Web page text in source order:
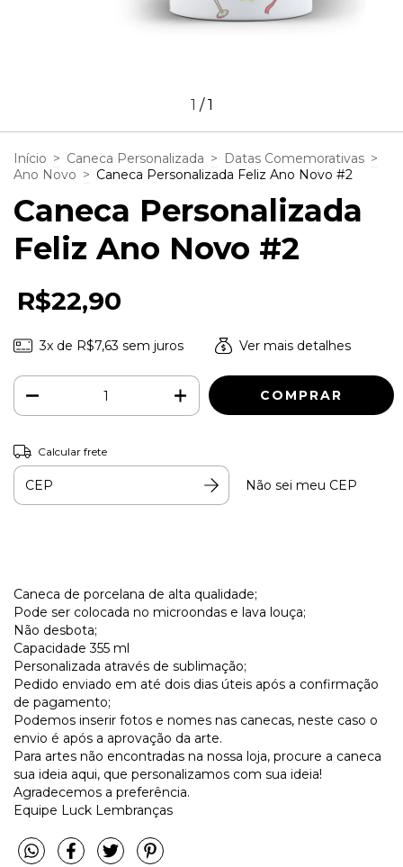
1 /1
Início > Caneca Personalizada > Datas Comemorativas >
Ano Novo > Caneca Personalizada Feliz Ano Novo #2
Caneca Personalizada
Feliz Ano Novo #2
R$22,90
3x de R$7,63 sem juros Ver mais detalhes
Calcular frete
Não sei meu CEP
Caneca de porcelana de alta qualidade;
Pode ser colocada no microondas e lava louça;
Não desbota;
Capacidade 355 ml
Personalizada através de sublimação;
Pedido enviado em até dois dias úteis após a confirmação
de pagamento;
Podemos inserir fotos e nomes nas canecas, neste caso o
envio é após a aprovação da arte.
Para artes não encontradas na nossa loja, procure a caneca
sua ideia aqui, que personalizamos com sua ideia!
Agradecemos a preferência.
Equipe Luck Lembranças